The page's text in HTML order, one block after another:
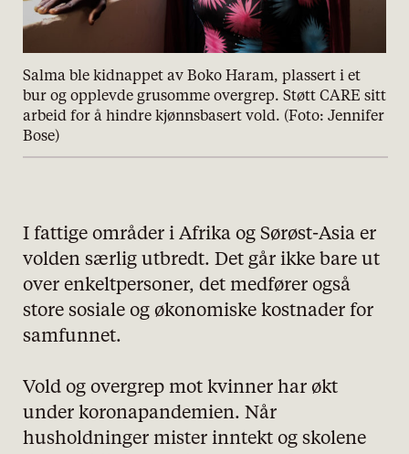
Salma ble kidnappet av Boko Haram, plassert i et
bur og opplevde grusomme overgrep. Støtt CARE sitt
arbeid for å hindre kjønnsbasert vold. (Foto: Jennifer
Bose)
I fattige områder i Afrika og Sørøst-Asia er
volden særlig utbredt. Det går ikke bare ut
over enkeltpersoner, det medfører også
store sosiale og økonomiske kostnader for
samfunnet.
Vold og overgrep mot kvinner har økt
under koronapandemien. Når
husholdninger mister inntekt og skolene